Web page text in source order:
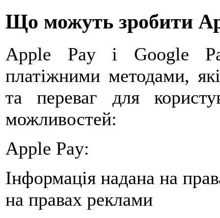
Що можуть зробити
Apple Pay і Google
платіжними методами,
та переваг для
можливостей:
Apple Pay:
Інформація надана на
на правах реклами